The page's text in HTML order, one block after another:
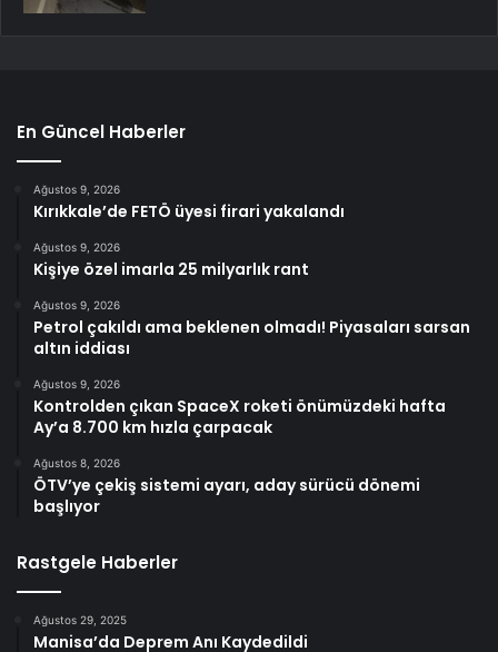
En Güncel Haberler
Ağustos 9, 2026
Kırıkkale’de FETÖ üyesi firari yakalandı
Ağustos 9, 2026
Kişiye özel imarla 25 milyarlık rant
Ağustos 9, 2026
Petrol çakıldı ama beklenen olmadı! Piyasaları sarsan
altın iddiası
Ağustos 9, 2026
Kontrolden çıkan SpaceX roketi önümüzdeki hafta
Ay’a 8.700 km hızla çarpacak
Ağustos 8, 2026
ÖTV’ye çekiş sistemi ayarı, aday sürücü dönemi
başlıyor
Rastgele Haberler
Ağustos 29, 2025
Manisa’da Deprem Anı Kaydedildi